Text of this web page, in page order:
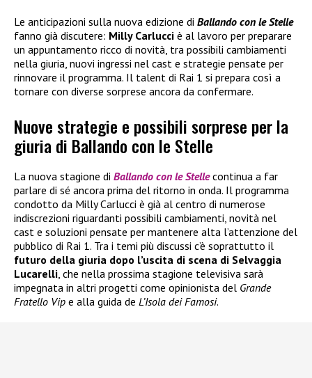
Le anticipazioni sulla nuova edizione di Ballando con le Stelle
fanno già discutere: Milly Carlucci è al lavoro per preparare
un appuntamento ricco di novità, tra possibili cambiamenti
nella giuria, nuovi ingressi nel cast e strategie pensate per
rinnovare il programma. Il talent di Rai 1 si prepara così a
tornare con diverse sorprese ancora da confermare.
Nuove strategie e possibili sorprese per la
giuria di Ballando con le Stelle
La nuova stagione di Ballando con le Stellecontinua a far
parlare di sé ancora prima del ritorno in onda. Il programma
condotto da Milly Carlucci è già al centro di numerose
indiscrezioni riguardanti possibili cambiamenti, novità nel
cast e soluzioni pensate per mantenere alta l’attenzione del
pubblico di Rai 1. Tra i temi più discussi c’è soprattutto il
futuro della giuria dopo l’uscita di scena di Selvaggia
Lucarelli, che nella prossima stagione televisiva sarà
impegnata in altri progetti come opinionista del Grande
Fratello Vip e alla guida de L’Isola dei Famosi.